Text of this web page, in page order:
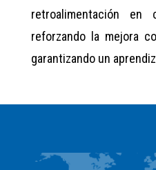
retroalimentación en
reforzando la mejora
garantizando un